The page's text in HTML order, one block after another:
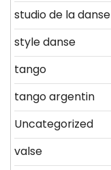
studio de la danse
style danse
tango
tango argentin
Uncategorized
valse